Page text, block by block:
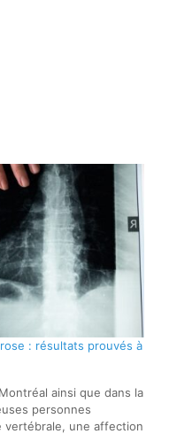
: résultats prouvés à
ainsi que dans la
personnes
vertébrale, une affection